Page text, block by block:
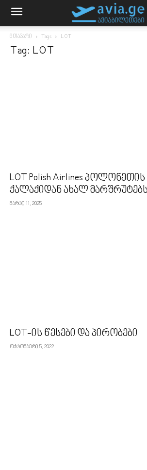
მთავარი Tags LOT
Tag: LOT
LOT Polish Airlines პოლონეთის
ქალაქიდან ახალ მარშრუტებს
მარტი 11, 2025
LOT-ის წესები და პირობები
ოქტომბერი 5, 2022